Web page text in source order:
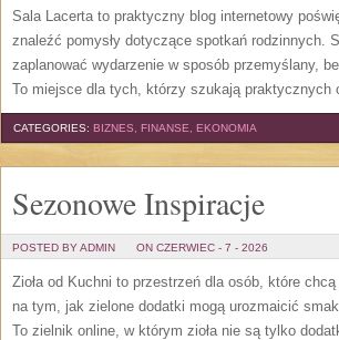
Sala Lacerta to praktyczny blog internetowy
znaleźć pomysły dotyczące spotkań rodzinnych.
zaplanować wydarzenie w sposób przemyślany,
To miejsce dla tych, którzy szukają praktycznych
CATEGORIES: BIZNES, FINANSE, EKONOMIA
Sezonowe Inspiracje
POSTED BY ADMIN ON CZERWIEC - 7 - 2026
Zioła od Kuchni to przestrzeń dla osób, które
na tym, jak zielone dodatki mogą urozmaicić
To zielnik online, w którym zioła nie są tylko